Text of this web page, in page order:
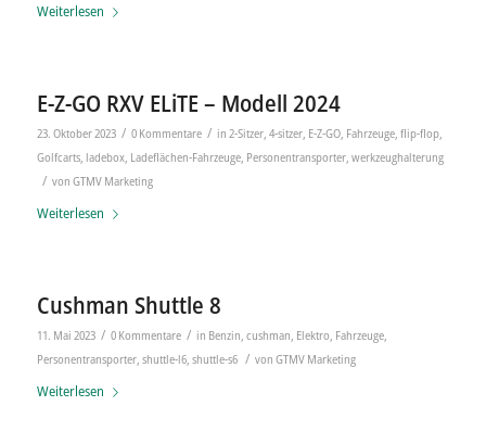
Weiterlesen
E-Z-GO RXV ELiTE – Modell 2024
23. Oktober 2023 / 0 Kommentare / in 2-Sitzer, 4-sitzer, E-Z-GO, Fahrzeuge, flip-flop,
Golfcarts, ladebox, Ladeflächen-Fahrzeuge, Personentransporter, werkzeughalterung
/ von GTMV Marketing
Weiterlesen
Cushman Shuttle 8
11. Mai 2023 / 0 Kommentare / in Benzin, cushman, Elektro, Fahrzeuge,
Personentransporter, shuttle-l6, shuttle-s6 / von GTMV Marketing
Weiterlesen